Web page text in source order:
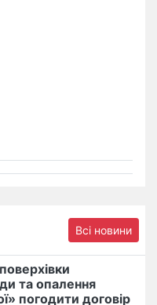
Всі новини
та опалення
погодити договір